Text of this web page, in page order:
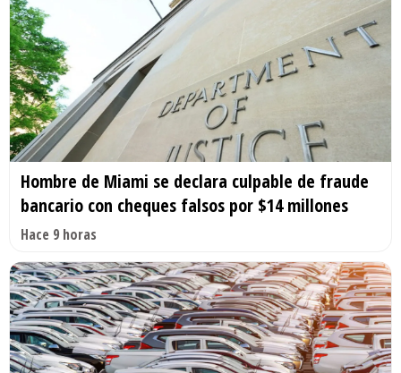
Hombre de Miami se declara culpable de fraude
bancario con cheques falsos por $14 millones
Hace 9 horas